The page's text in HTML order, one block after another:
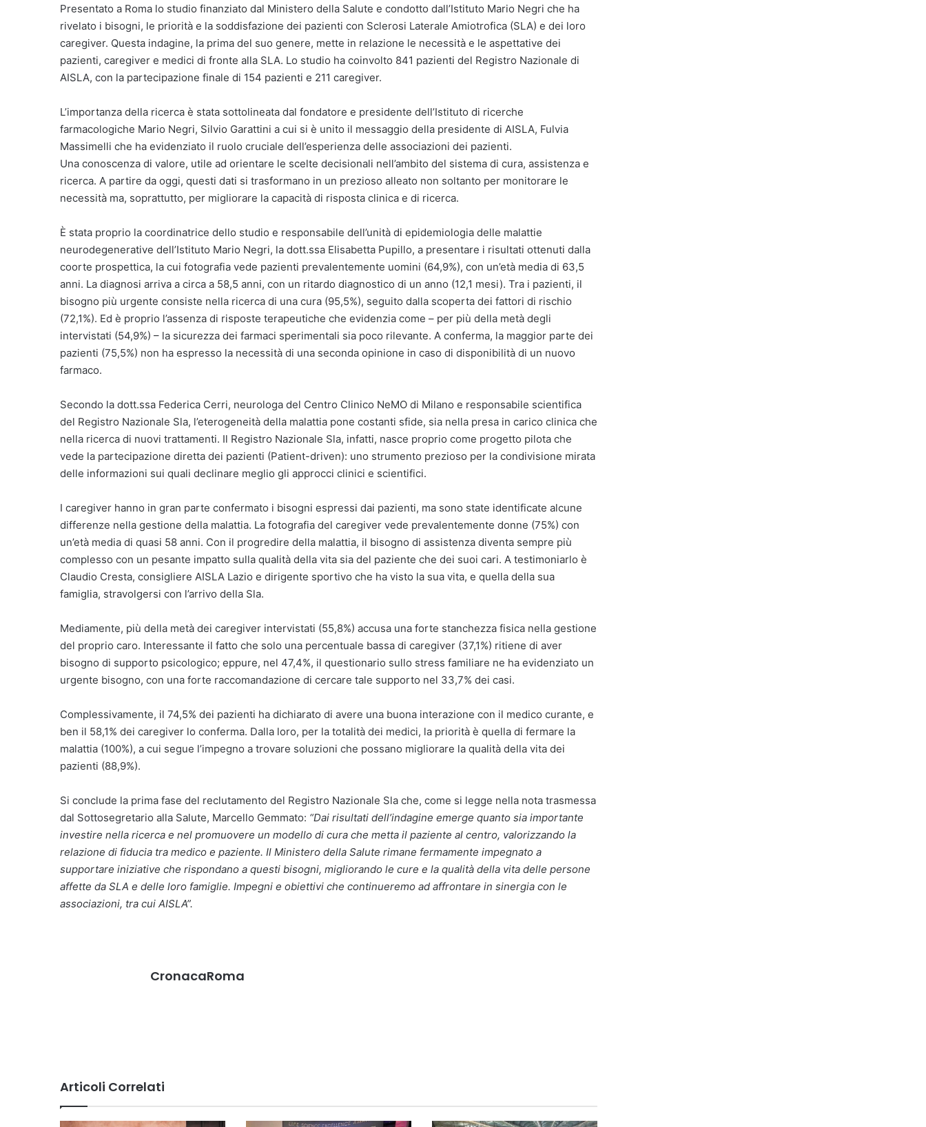
Presentato a Roma lo studio finanziato dal Ministero della Salute e condotto dall’Istituto Mario Negri che ha
rivelato i bisogni, le priorità e la soddisfazione dei pazienti con Sclerosi Laterale Amiotrofica (SLA) e dei loro
caregiver. Questa indagine, la prima del suo genere, mette in relazione le necessità e le aspettative dei
pazienti, caregiver e medici di fronte alla SLA. Lo studio ha coinvolto 841 pazienti del Registro Nazionale di
AISLA, con la partecipazione finale di 154 pazienti e 211 caregiver.
L’importanza della ricerca è stata sottolineata dal fondatore e presidente dell’Istituto di ricerche
farmacologiche Mario Negri, Silvio Garattini a cui si è unito il messaggio della presidente di AISLA, Fulvia
Massimelli che ha evidenziato il ruolo cruciale dell’esperienza delle associazioni dei pazienti.
Una conoscenza di valore, utile ad orientare le scelte decisionali nell’ambito del sistema di cura, assistenza e
ricerca. A partire da oggi, questi dati si trasformano in un prezioso alleato non soltanto per monitorare le
necessità ma, soprattutto, per migliorare la capacità di risposta clinica e di ricerca.
È stata proprio la coordinatrice dello studio e responsabile dell’unità di epidemiologia delle malattie
neurodegenerative dell’Istituto Mario Negri, la dott.ssa Elisabetta Pupillo, a presentare i risultati ottenuti dalla
coorte prospettica, la cui fotografia vede pazienti prevalentemente uomini (64,9%), con un’età media di 63,5
anni. La diagnosi arriva a circa a 58,5 anni, con un ritardo diagnostico di un anno (12,1 mesi). Tra i pazienti, il
bisogno più urgente consiste nella ricerca di una cura (95,5%), seguito dalla scoperta dei fattori di rischio
(72,1%). Ed è proprio l’assenza di risposte terapeutiche che evidenzia come – per più della metà degli
intervistati (54,9%) – la sicurezza dei farmaci sperimentali sia poco rilevante. A conferma, la maggior parte dei
pazienti (75,5%) non ha espresso la necessità di una seconda opinione in caso di disponibilità di un nuovo
farmaco.
Secondo la dott.ssa Federica Cerri, neurologa del Centro Clinico NeMO di Milano e responsabile scientifica
del Registro Nazionale Sla, l’eterogeneità della malattia pone costanti sfide, sia nella presa in carico clinica che
nella ricerca di nuovi trattamenti. Il Registro Nazionale Sla, infatti, nasce proprio come progetto pilota che
vede la partecipazione diretta dei pazienti (Patient-driven): uno strumento prezioso per la condivisione mirata
delle informazioni sui quali declinare meglio gli approcci clinici e scientifici.
I caregiver hanno in gran parte confermato i bisogni espressi dai pazienti, ma sono state identificate alcune
differenze nella gestione della malattia. La fotografia del caregiver vede prevalentemente donne (75%) con
un’età media di quasi 58 anni. Con il progredire della malattia, il bisogno di assistenza diventa sempre più
complesso con un pesante impatto sulla qualità della vita sia del paziente che dei suoi cari. A testimoniarlo è
Claudio Cresta, consigliere AISLA Lazio e dirigente sportivo che ha visto la sua vita, e quella della sua
famiglia, stravolgersi con l’arrivo della Sla.
Mediamente, più della metà dei caregiver intervistati (55,8%) accusa una forte stanchezza fisica nella gestione
del proprio caro. Interessante il fatto che solo una percentuale bassa di caregiver (37,1%) ritiene di aver
bisogno di supporto psicologico; eppure, nel 47,4%, il questionario sullo stress familiare ne ha evidenziato un
urgente bisogno, con una forte raccomandazione di cercare tale supporto nel 33,7% dei casi.
Complessivamente, il 74,5% dei pazienti ha dichiarato di avere una buona interazione con il medico curante, e
ben il 58,1% dei caregiver lo conferma. Dalla loro, per la totalità dei medici, la priorità è quella di fermare la
malattia (100%), a cui segue l’impegno a trovare soluzioni che possano migliorare la qualità della vita dei
pazienti (88,9%).
Si conclude la prima fase del reclutamento del Registro Nazionale Sla che, come si legge nella nota trasmessa
dal Sottosegretario alla Salute, Marcello Gemmato: “Dai risultati dell’indagine emerge quanto sia importante
investire nella ricerca e nel promuovere un modello di cura che metta il paziente al centro, valorizzando la
relazione di fiducia tra medico e paziente. Il Ministero della Salute rimane fermamente impegnato a
supportare iniziative che rispondano a questi bisogni, migliorando le cure e la qualità della vita delle persone
affette da SLA e delle loro famiglie. Impegni e obiettivi che continueremo ad affrontare in sinergia con le
associazioni, tra cui AISLA”.
CronacaRoma
Articoli Correlati